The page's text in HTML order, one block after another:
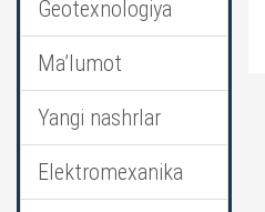
Geotexnologiya
Ma’lumot
Yangi nashrlar
Elektromexanika